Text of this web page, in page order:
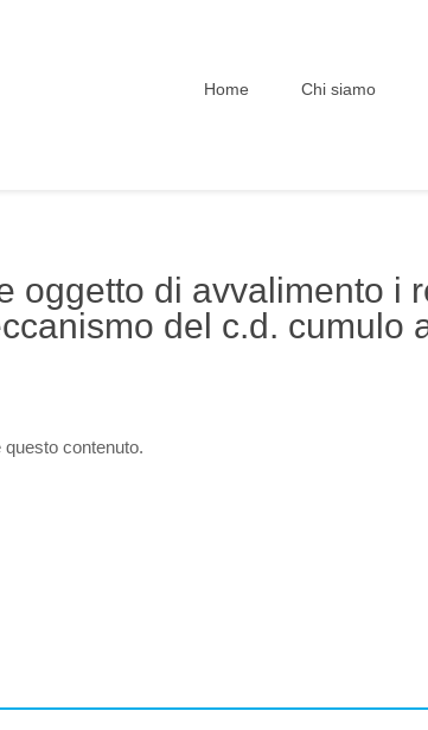
Home Chi siamo
oggetto di avvalimento i
del c.d. cumulo
contenuto.